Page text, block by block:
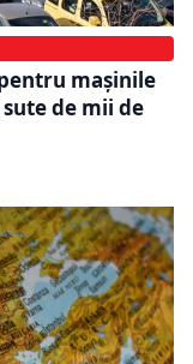
mașinile
de mii de